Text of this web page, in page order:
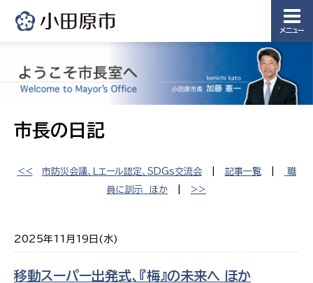
メニュー
市長の日記
<< 市防災会議、Ｌエール認定、SDGs交流会| 記事一覧|
職
員に訓示 ほか
>>
2025年11月19日(水)
移動スーパー出発式、『梅』の未来へ ほか